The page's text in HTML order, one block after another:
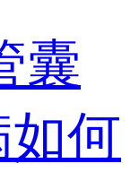
囊
何